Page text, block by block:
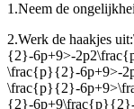
1.Neem de
2.Werk de haakjes uit:
{2}-6p+9>-
\frac{p}{2}-6p+9>-
\frac{p}{2}-
{2}-